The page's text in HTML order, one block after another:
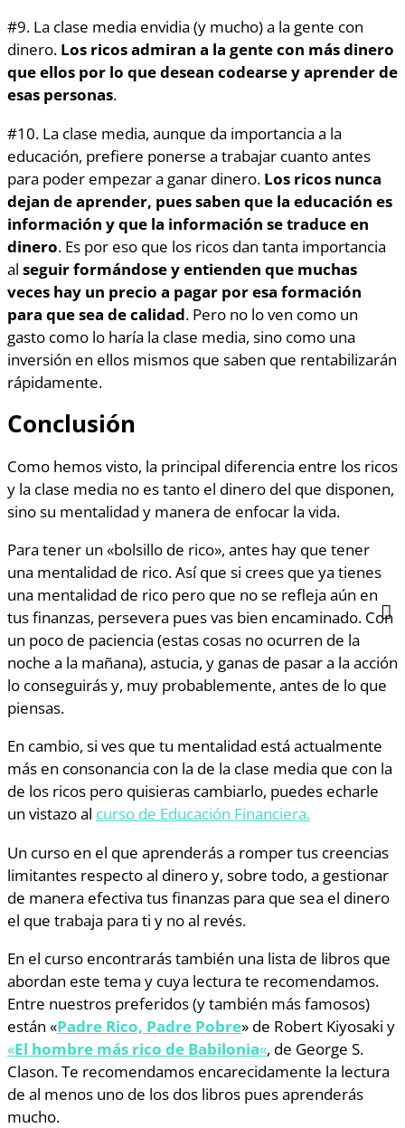
#9. La clase media envidia (y mucho) a la gente con
dinero. Los ricos admiran a la gente con más dinero
que ellos por lo que desean codearse y aprender de
esas personas.
#10. La clase media, aunque da importancia a la
educación, prefiere ponerse a trabajar cuanto antes
para poder empezar a ganar dinero. Los ricos nunca
dejan de aprender, pues saben que la educación es
información y que la información se traduce en
dinero. Es por eso que los ricos dan tanta importancia
al seguir formándose y entienden que muchas
veces hay un precio a pagar por esa formación
para que sea de calidad. Pero no lo ven como un
gasto como lo haría la clase media, sino como una
inversión en ellos mismos que saben que rentabilizarán
rápidamente.
Conclusión
Como hemos visto, la principal diferencia entre los ricos
y la clase media no es tanto el dinero del que disponen,
sino su mentalidad y manera de enfocar la vida.
Para tener un «bolsillo de rico», antes hay que tener
una mentalidad de rico. Así que si crees que ya tienes
una mentalidad de rico pero que no se refleja aún en
tus finanzas, persevera pues vas bien encaminado. Con
un poco de paciencia (estas cosas no ocurren de la
noche a la mañana), astucia, y ganas de pasar a la acción
lo conseguirás y, muy probablemente, antes de lo que
piensas.
En cambio, si ves que tu mentalidad está actualmente
más en consonancia con la de la clase media que con la
de los ricos pero quisieras cambiarlo, puedes echarle
un vistazo al curso de Educación Financiera.
Un curso en el que aprenderás a romper tus creencias
limitantes respecto al dinero y, sobre todo, a gestionar
de manera efectiva tus finanzas para que sea el dinero
el que trabaja para ti y no al revés.
En el curso encontrarás también una lista de libros que
abordan este tema y cuya lectura te recomendamos.
Entre nuestros preferidos (y también más famosos)
están «Padre Rico, Padre Pobre» de Robert Kiyosaki y
«El hombre más rico de Babilonia«, de George S.
Clason. Te recomendamos encarecidamente la lectura
de al menos uno de los dos libros pues aprenderás
mucho.